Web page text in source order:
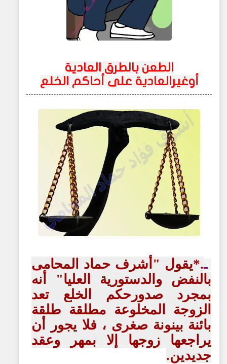
الطعن بالطرق العادية
أوغيرالعادية على أحاكم الخلع
ـ.*يقول "أشرف حماد المحامى
بالنفض والدستورية العليا" أنه
بمجرد صدورحكم الخلع تعد
الزوجة المخلوعة مطلقة طلقة
بائنة بينونة صغرى ، فلا يجور أن
يراجعها زوجها إلا بمهر وعقد
جديدين.